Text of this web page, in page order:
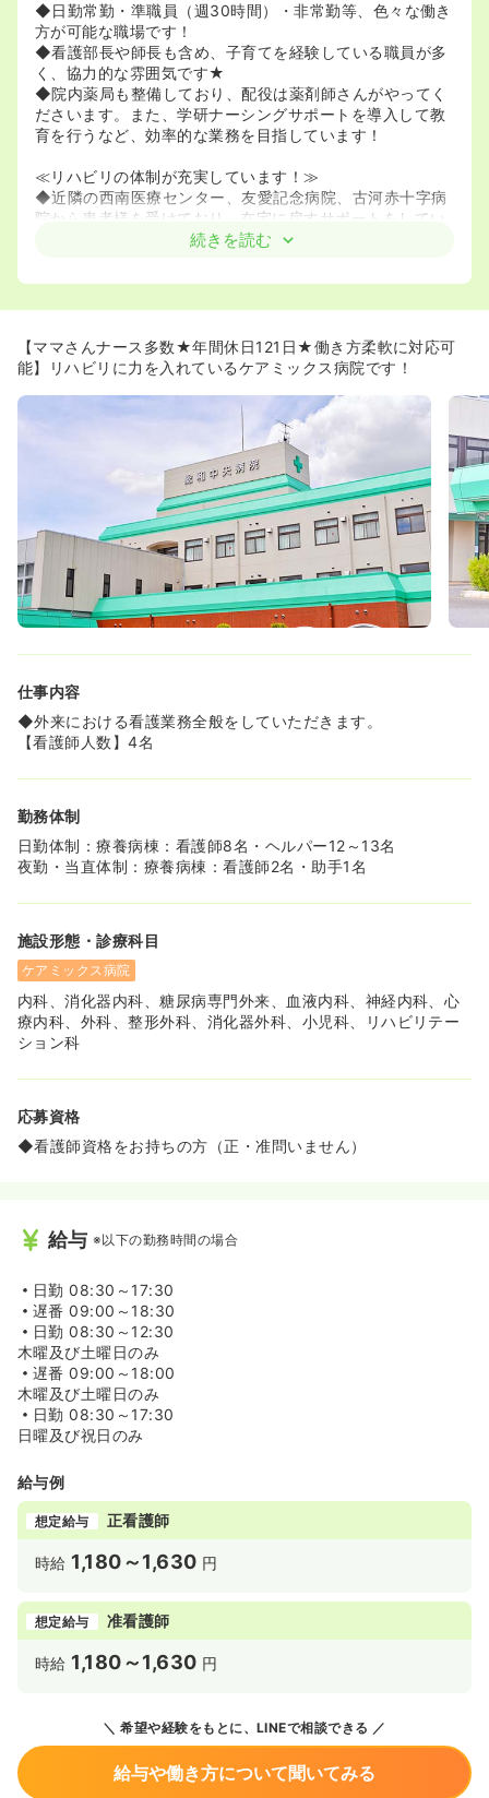
◆日勤常勤・準職員（週30時間）・非常勤等、色々な働き
方が可能な職場です！
◆看護部長や師長も含め、子育てを経験している職員が多
く、協力的な雰囲気です★
◆院内薬局も整備しており、配役は薬剤師さんがやってく
ださいます。また、学研ナーシングサポートを導入して教
育を行うなど、効率的な業務を目指しています！
≪リハビリの体制が充実しています！≫
◆近隣の西南医療センター、友愛記念病院、古河赤十字病
院から患者様を受けており、在宅に戻すサポートをしてい
13名、理学療法士22名、言語療法士7名が在籍し、医療か
◆茨城県作業療法士会の理事を務める方が在籍しており、
積極的に学会発表もしています。
続きを読む
【ママさんナース多数★年間休日121日★働き方柔軟に対応可
能】リハビリに力を入れているケアミックス病院です！
仕事内容
◆外来における看護業務全般をしていただきます。
【看護師人数】4名
勤務体制
日勤体制：療養病棟：看護師8名・ヘルパー12～13名
夜勤・当直体制：療養病棟：看護師2名・助手1名
施設形態・診療科目
ケアミックス病院
内科、消化器内科、糖尿病専門外来、血液内科、神経内科、心
療内科、外科、整形外科、消化器外科、小児科、リハビリテー
ション科
応募資格
◆看護師資格をお持ちの方（正・准問いません）
給与 ※以下の勤務時間の場合
日勤 08:30～17:30
遅番 09:00～18:30
日勤 08:30～12:30
木曜及び土曜日のみ
遅番 09:00～18:00
木曜及び土曜日のみ
日勤 08:30～17:30
日曜及び祝日のみ
給与例
想定給与 正看護師
時給 1,180～1,630 円
想定給与 准看護師
時給 1,180～1,630 円
希望や経験をもとに、LINEで相談できる
給与や働き方について聞いてみる